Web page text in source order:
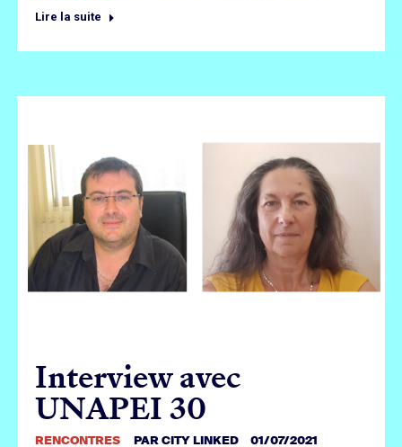
Lire la suite
Interview avec
UNAPEI 30
RENCONTRES PARCITY LINKED 01/07/2021